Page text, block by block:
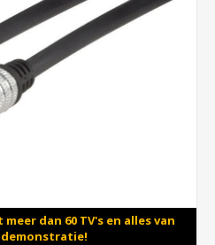
dan 60 TV's en alles van
demonstratie!